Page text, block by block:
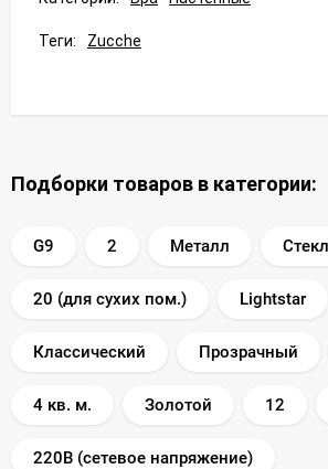
Теги: Zucche
Подборки товаров в категории:
G9 2 Металл
20 (для сухих пом.) Lightstar
Классический Прозрачный
4 кв. м. Золотой 12
220В (сетевое напряжение)